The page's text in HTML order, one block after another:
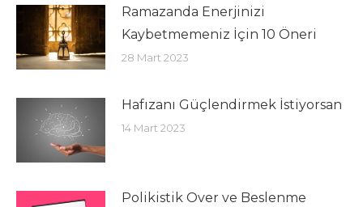
Ramazanda Enerjinizi
Kaybetmemeniz İçin 10 Öneri
28 Mart 2023
Hafızanı Güçlendirmek İstiyorsan
14 Mart 2023
Polikistik Over ve Beslenme